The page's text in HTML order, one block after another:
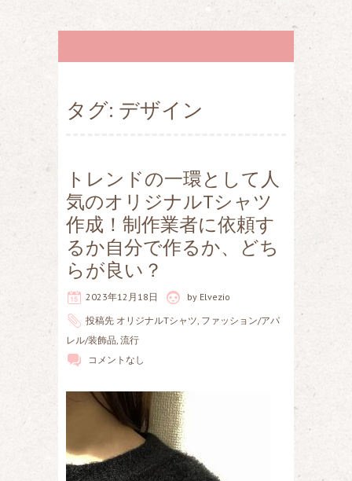
タグ: デザイン
トレンドの一環として人
気のオリジナルTシャツ
作成！制作業者に依頼す
るか自分で作るか、どち
らが良い？
2023年12月18日 by Elvezio
投稿先 オリジナルTシャツ, ファッション/アパ
レル/装飾品, 流行
コメントなし